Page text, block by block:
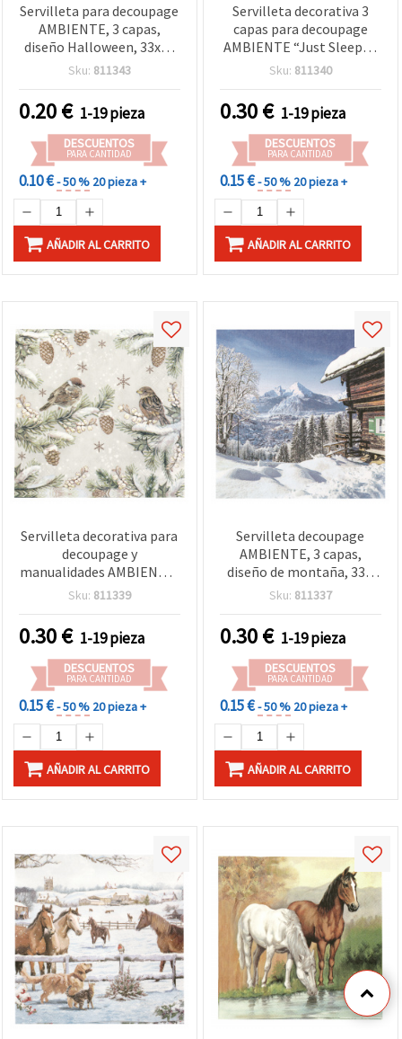
Servilleta para decoupage
AMBIENTE, 3 capas,
diseño Halloween, 33x33
cm - 1 unidad
Sku: 811343
0.20€ 1-19 pieza
DESCUENTOS
PARA CANTIDAD
0.10 €- 50 % 20 pieza +
AÑADIR AL CARRITO
Servilleta decorativa 3
capas para decoupage
AMBIENTE “Just Sleepy“,
33 x 33 cm - 1 unidad
Sku: 811340
0.30€ 1-19 pieza
DESCUENTOS
PARA CANTIDAD
0.15 €- 50 % 20 pieza +
AÑADIR AL CARRITO
Servilleta decorativa para
decoupage y
manualidades AMBIENTE,
3 capas / Gorriones en la
Sku: 811339
0.30€ 1-19 pieza
DESCUENTOS
PARA CANTIDAD
0.15 €- 50 % 20 pieza +
AÑADIR AL CARRITO
Servilleta decoupage
AMBIENTE, 3 capas,
diseño de montaña, 33 x
33 cm - 1 unidad
Sku: 811337
0.30€ 1-19 pieza
DESCUENTOS
PARA CANTIDAD
0.15 €- 50 % 20 pieza +
AÑADIR AL CARRITO